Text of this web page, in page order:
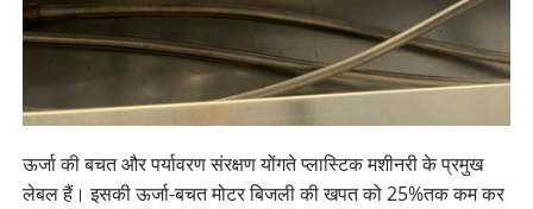
ऊर्जा की बचत और पर्यावरण संरक्षण योंगते प्लास्टिक मशीनरी के प्रमुख
लेबल हैं। इसकी ऊर्जा-बचत मोटर बिजली की खपत को 25%तक कम कर